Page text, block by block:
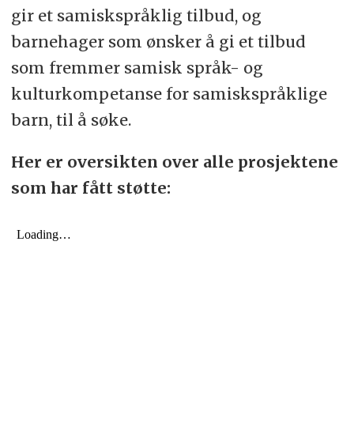
gir et samiskspråklig tilbud, og
barnehager som ønsker å gi et tilbud
som fremmer samisk språk- og
kulturkompetanse for samiskspråklige
barn, til å søke.
Her er oversikten over alle prosjektene
som har fått støtte: